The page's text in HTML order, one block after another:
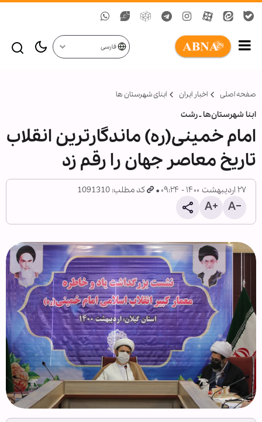
فارسی
صفحه اصلی اخبار ایران ابنای شهرستان ها
ابنا شهرستان‌ها ـ رشت
امام خمینی(ره) ماندگارترین انقلاب
تاریخ معاصر جهان را رقم زد
۲۷ اردیبهشت ۱۴۰۰ - ۰۹:۲۴ کد مطلب: 1091310